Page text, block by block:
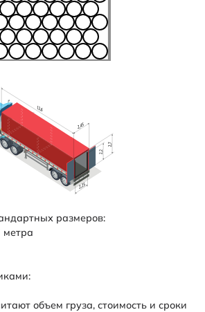
размеров:
метра
объем груза, стоимость и сроки